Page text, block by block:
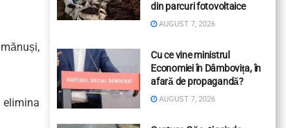
elimina
din parcuri fotovoltaice
AUGUST 7, 2026
Cu ce vine ministrul
Economiei în Dâmbovița, în
afară de propagandă?
AUGUST 7, 2026